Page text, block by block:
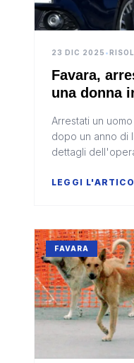
23 DIC 2025 •
Favara,
una donna
Arrestati un
dopo un anno di
dettagli
LEGGI
FAVARA